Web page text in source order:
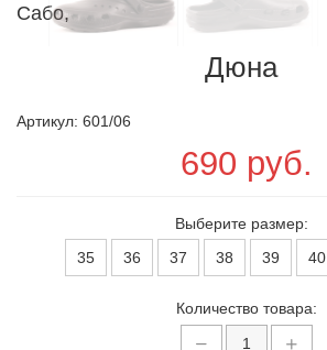
Сабо,
Дюна
Артикул: 601/06
690 руб.
Выберите размер:
35
36 37 38 39 40
Количество товара: